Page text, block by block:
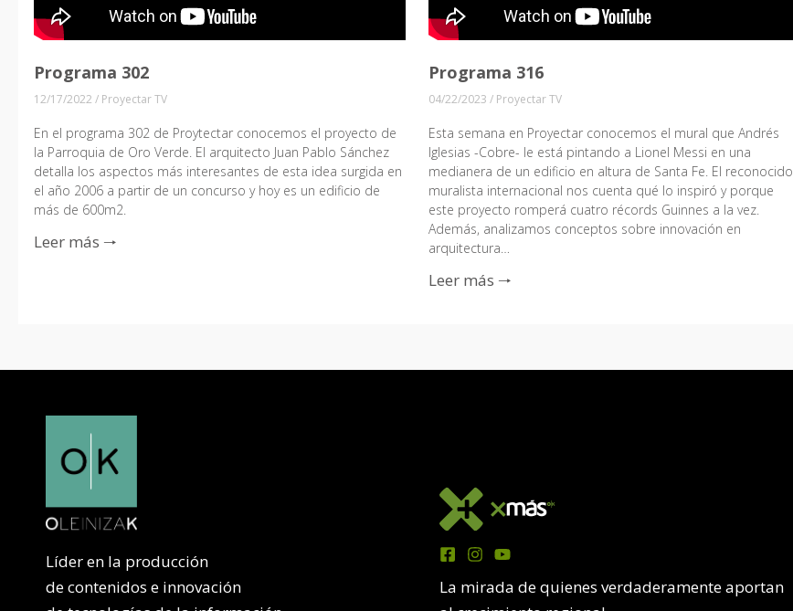
Programa 302
12/17/2022 / Proyectar TV
En el programa 302 de Proytectar conocemos el proyecto de
la Parroquia de Oro Verde. El arquitecto Juan Pablo Sánchez
detalla los aspectos más interesantes de esta idea surgida en
el año 2006 a partir de un concurso y hoy es un edificio de
más de 600m2.
Leer más 🠒
Programa 316
04/22/2023 / Proyectar TV
Esta semana en Proyectar conocemos el mural que Andrés
Iglesias -Cobre- le está pintando a Lionel Messi en una
medianera de un edificio en altura de Santa Fe. El reconocido
muralista internacional nos cuenta qué lo inspiró y porque
este proyecto romperá cuatro récords Guinnes a la vez.
Además, analizamos conceptos sobre innovación en
arquitectura…
Leer más 🠒
Líder en la producción
de contenidos e innovación
La mirada de quienes verdaderamente aportan